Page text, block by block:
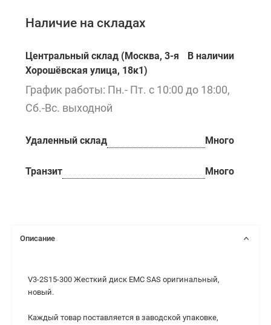
Наличие на складах
Центральный склад (Москва, 3-я
Хорошёвская улица, 18к1)
В наличии
График работы: Пн.- Пт. с 10:00 до 18:00,
Сб.-Вс. выходной
Удаленный склад Много
Транзит Много
Описание
V3-2S15-300 Жесткий диск EMC SAS оригинальный,
новый.
Каждый товар поставляется в заводской упаковке,